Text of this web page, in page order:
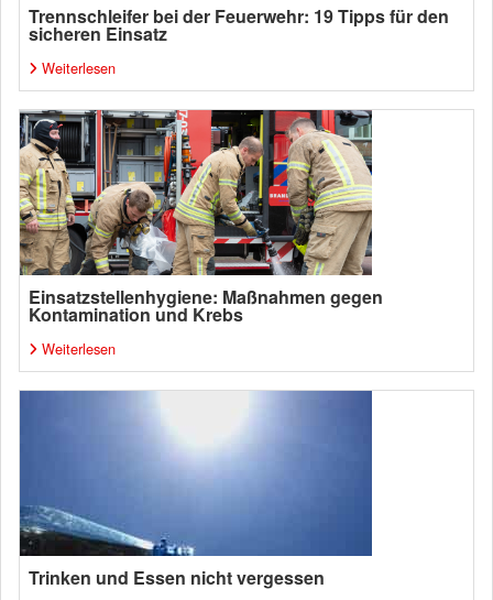
Trennschleifer bei der Feuerwehr: 19 Tipps für den
sicheren Einsatz
Weiterlesen
Einsatzstellenhygiene: Maßnahmen gegen
Kontamination und Krebs
Weiterlesen
Trinken und Essen nicht vergessen